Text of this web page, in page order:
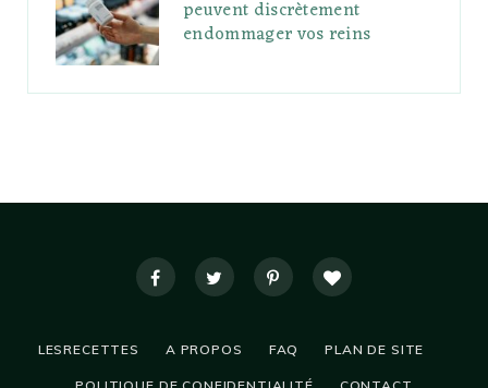
peuvent discrètement
endommager vos reins
LESRECETTES A PROPOS FAQ PLAN DE SITE